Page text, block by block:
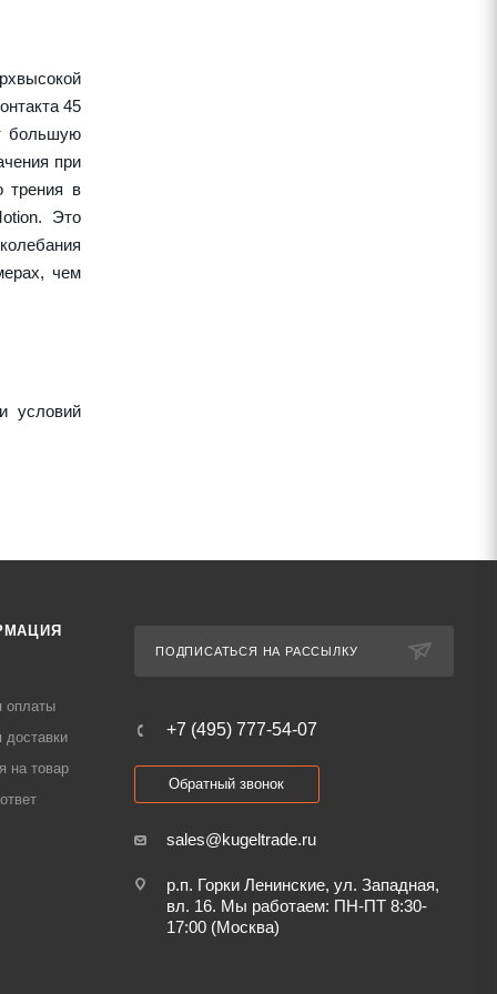
45
большую
при
трения в
Это
чем
условий
оплаты
доставки
на товар
ПОДПИСАТЬСЯ НА РАССЫЛКУ
+7 (495) 777-54-07
Обратный звонок
sales@kugeltrade.ru
р.п. Горки Ленинские, ул. Западная,
вл. 16. Мы работаем: ПН-ПТ 8:30-
17:00 (Москва)